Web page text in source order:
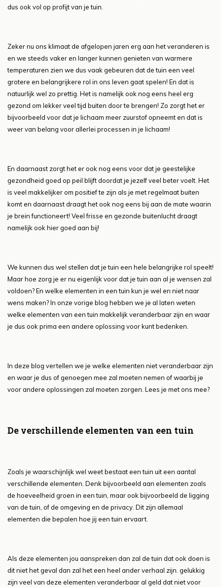
dus ook vol op profijt van je tuin.
Zeker nu ons klimaat de afgelopen jaren erg aan het veranderen is
en we steeds vaker en langer kunnen genieten van warmere
temperaturen zien we dus vaak gebeuren dat de tuin een veel
grotere en belangrijkere rol in ons leven gaat spelen! En dat is
natuurlijk wel zo prettig. Het is namelijk ook nog eens heel erg
gezond om lekker veel tijd buiten door te brengen! Zo zorgt het er
bijvoorbeeld voor dat je lichaam meer zuurstof opneemt en dat is
weer van belang voor allerlei processen in je lichaam!
En daarnaast zorgt het er ook nog eens voor dat je geestelijke
gezondheid goed op peil blijft doordat je jezelf veel beter voelt. Het
is veel makkelijker om positief te zijn als je met regelmaat buiten
komt en daarnaast draagt het ook nog eens bij aan de mate waarin
je brein functioneert! Veel frisse en gezonde buitenlucht draagt
namelijk ook hier goed aan bij!
We kunnen dus wel stellen dat je tuin een hele belangrijke rol speelt!
Maar hoe zorg je er nu eigenlijk voor dat je tuin aan al je wensen zal
voldoen? En welke elementen in een tuin kun je wel en niet naar
wens maken? In onze vorige blog hebben we je al laten weten
welke elementen van een tuin makkelijk veranderbaar zijn en waar
je dus ook prima een andere oplossing voor kunt bedenken.
In deze blog vertellen we je welke elementen niet veranderbaar zijn
en waar je dus of genoegen mee zal moeten nemen of waarbij je
voor andere oplossingen zal moeten zorgen. Lees je met ons mee?
De verschillende elementen van een tuin
Zoals je waarschijnlijk wel weet bestaat een tuin uit een aantal
verschillende elementen. Denk bijvoorbeeld aan elementen zoals
de hoeveelheid groen in een tuin, maar ook bijvoorbeeld de ligging
van de tuin, of de omgeving en de privacy. Dit zijn allemaal
elementen die bepalen hoe jij een tuin ervaart.
Als deze elementen jou aanspreken dan zal de tuin dat ook doen is
dit niet het geval dan zal het een heel ander verhaal zijn. gelukkig
zijn veel van deze elementen veranderbaar al geld dat niet voor